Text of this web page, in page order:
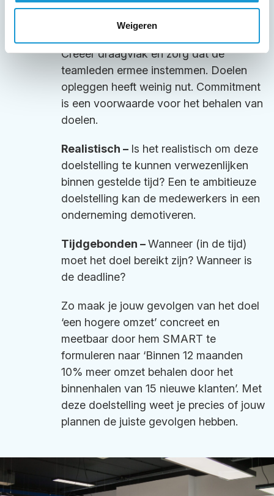
Weigeren
Acceptabel –
Creëer draagvlak en zorg dat de
teamleden ermee instemmen. Doelen
opleggen heeft weinig nut. Commitment
is een voorwaarde voor het behalen van
doelen.
Realistisch – Is het realistisch om deze
doelstelling te kunnen verwezenlijken
binnen gestelde tijd? Een te ambitieuze
doelstelling kan de medewerkers in een
onderneming demotiveren.
Tijdgebonden –Wanneer (in de tijd)
moet het doel bereikt zijn? Wanneer is
de deadline?
Zo maak je jouw gevolgen van het doel
‘een hogere omzet’ concreet en
meetbaar door hem SMART te
formuleren naar ‘Binnen 12 maanden
10% meer omzet behalen door het
binnenhalen van 15 nieuwe klanten’. Met
deze doelstelling weet je precies of jouw
plannen de juiste gevolgen hebben.